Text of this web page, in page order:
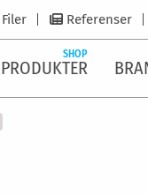
Filer Referenser
PRODUKTER
SHOP